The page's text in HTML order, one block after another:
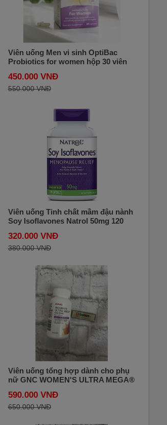
Viên uống Men vi sinh OptiBac
Probiotics for women hộp 30 viên
450.000 VNĐ
550.000 VNĐ
Viên uống Tinh chất mầm đậu nành
Soy Isoflavones Natrol 50mg 120
320.000 VNĐ
380.000 VNĐ
Viên uống tổng hợp dành cho phụ
nữ GNC WOMEN'S ULTRA MEGA®
590.000 VNĐ
650.000 VNĐ